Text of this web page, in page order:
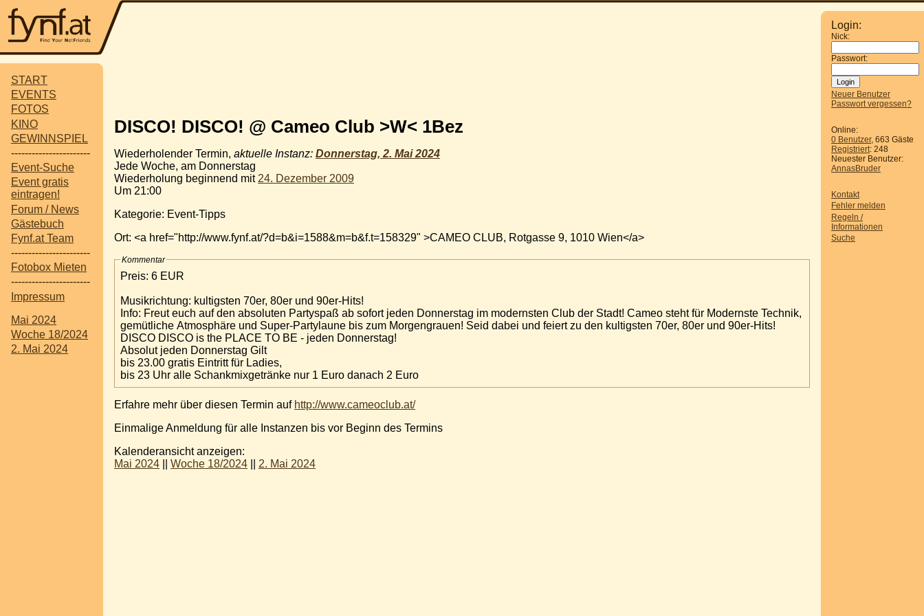
START
EVENTS
FOTOS
KINO
GEWINNSPIEL
-----------------------
Event-Suche
Event gratis
eintragen!
Forum / News
Gästebuch
Fynf.at Team
-----------------------
Fotobox Mieten
-----------------------
Impressum
Mai 2024
Woche 18/2024
2. Mai 2024
Login:
Nick:
Passwort:
Neuer Benutzer
Passwort vergessen?
Online:
0 Benutzer, 663 Gäste
Registriert: 248
Neuester Benutzer:
AnnasBruder
Kontakt
Fehler melden
Regeln /
Informationen
Suche
DISCO! DISCO! @ Cameo Club >W< 1Bez
Wiederholender Termin, aktuelle Instanz: Donnerstag, 2. Mai 2024
Jede Woche, am Donnerstag
Wiederholung beginnend mit 24. Dezember 2009
Um 21:00
Kategorie: Event-Tipps
Ort: <a href="http://www.fynf.at/?d=b&i=1588&m=b&f.t=158329" >CAMEO CLUB, Rotgasse 9, 1010 Wien</a>
Kommentar
Preis: 6 EUR
Musikrichtung: kultigsten 70er, 80er und 90er-Hits!
Info: Freut euch auf den absoluten Partyspaß ab sofort jeden Donnerstag im modernsten Club der Stadt! Cameo steht für Modernste Technik,
gemütliche Atmosphäre und Super-Partylaune bis zum Morgengrauen! Seid dabei und feiert zu den kultigsten 70er, 80er und 90er-Hits!
DISCO DISCO is the PLACE TO BE - jeden Donnerstag!
Absolut jeden Donnerstag Gilt
bis 23.00 gratis Eintritt für Ladies,
bis 23 Uhr alle Schankmixgetränke nur 1 Euro danach 2 Euro
Erfahre mehr über diesen Termin auf http://www.cameoclub.at/
Einmalige Anmeldung für alle Instanzen bis vor Beginn des Termins
Kalenderansicht anzeigen:
Mai 2024
Woche 18/2024 2. Mai 2024